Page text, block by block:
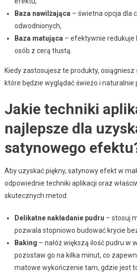
Baza nawilżająca – świetna opcja dla
odwodnionych,
Baza matująca – efektywnie redukuje
osób z cerą tłustą.
Kiedy zastosujesz te produkty, osiągniesz
które będzie wyglądać świeżo i naturalnie
Jakie techniki
najlepsze dla
satynowego
Aby uzyskać piękny, satynowy efekt w
odpowiednie techniki aplikacji oraz
skutecznych metod:
Delikatne nakładanie pudru – stosuj
pozwala stopniowo budować krycie
Baking – nałóż większą ilość pudru w
pozostaw go na kilka minut, co
matowe wykończenie tam, gdzie jest